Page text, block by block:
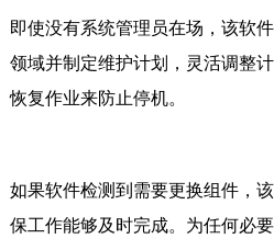
即使没有系统管理员在场，该软
领域并制定维护计划，灵活调整
恢复作业来防止停机。
如果软件检测到需要更换组件，
保工作能够及时完成。为任何必